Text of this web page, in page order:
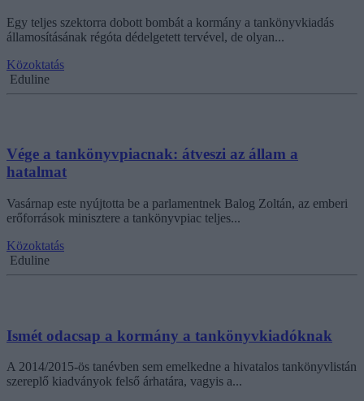
Egy teljes szektorra dobott bombát a kormány a tankönyvkiadás
államosításának régóta dédelgetett tervével, de olyan...
Közoktatás
Eduline
Vége a tankönyvpiacnak: átveszi az állam a
hatalmat
Vasárnap este nyújtotta be a parlamentnek Balog Zoltán, az emberi
erőforrások minisztere a tankönyvpiac teljes...
Közoktatás
Eduline
Ismét odacsap a kormány a tankönyvkiadóknak
A 2014/2015-ös tanévben sem emelkedne a hivatalos tankönyvlistán
szereplő kiadványok felső árhatára, vagyis a...